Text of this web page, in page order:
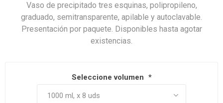
Vaso de precipitado tres esquinas, polipropileno,
graduado, semitransparente, apilable y autoclavable.
Presentación por paquete. Disponibles hasta agotar
existencias.
Seleccione volumen *